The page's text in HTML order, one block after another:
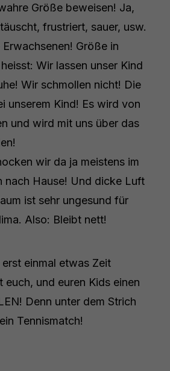
Größe beweisen! Ja,
frustriert, sauer, usw.
Größe in
Wir lassen unser Kind
Wir schmollen nicht! Die
unserem Kind! Es wird von
und wird mit uns über das
wir da ja meistens im
nach Hause! Und dicke Luft
ist sehr ungesund für
Also: Bleibt nett!
einmal etwas Zeit
euch, und euren Kids einen
Denn unter dem Strich
Tennismatch!